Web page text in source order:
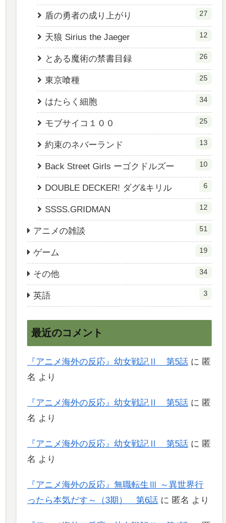
盾の勇者の成り上がり 27
天狼 Sirius the Jaeger 12
とある魔術の禁書目録 26
東京喰種 25
はたらく細胞 34
モブサイコ１００ 25
約束のネバーランド 13
Back Street Girls ーゴクドルズー 10
DOUBLE DECKER! ダグ&キリル 6
SSSS.GRIDMAN 12
アニメの雑談 51
ゲーム 19
その他 34
英語 3
最近のコメント
『アニメ海外の反応』幼女戦記Ⅱ 第5話 に 匿
名 より
『アニメ海外の反応』幼女戦記Ⅱ 第5話 に 匿
名 より
『アニメ海外の反応』幼女戦記Ⅱ 第5話 に 匿
名 より
『アニメ海外の反応』無職転生Ⅲ ～異世界行
ったら本気だす～（3期） 第6話 に 匿名 より